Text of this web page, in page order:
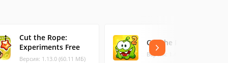
Cut the Rope:
Experiments Free
Версия: 1.13.0 (60.11 МБ)
Cut the Rope 2
Версия: 1.46.0 (96.28 МБ)